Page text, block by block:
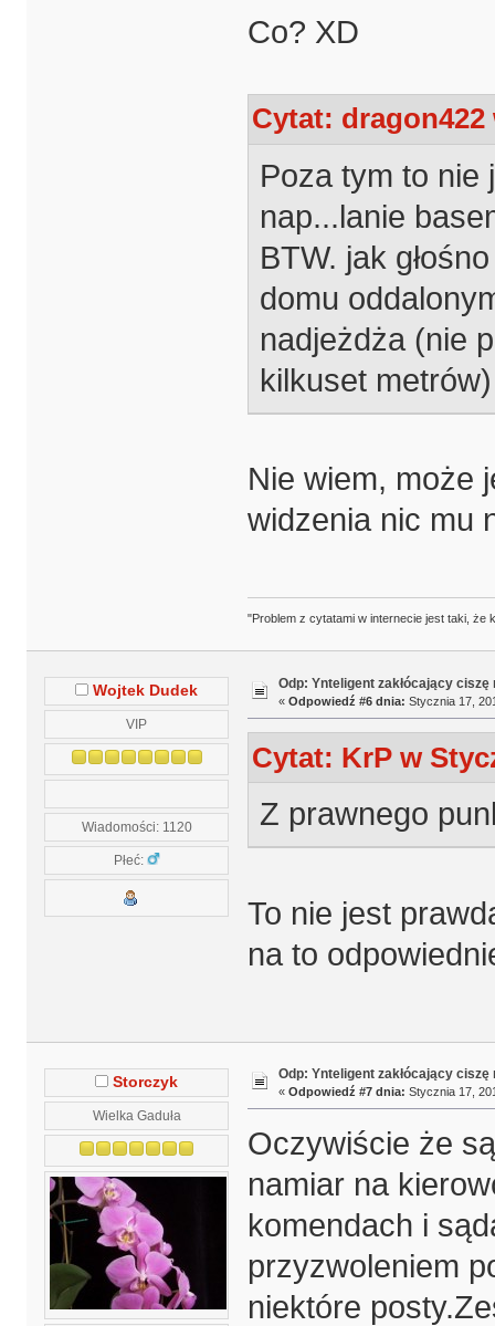
Co? XD
Cytat: dragon422
Poza tym to nie
nap...lanie
BTW. jak
domu
nadjeżdża (nie
kilkuset
Nie wiem, może
widzenia nic mu
"Problem z cytatami w internecie jest taki, że
Wojtek Dudek
VIP
Wiadomości: 1120
Płeć:
Odp: Ynteligent zakłócający ciszę
« Odpowiedź #6 dnia: Stycznia 17,
Cytat: KrP w
Z prawnego
To nie jest
na to
Storczyk
Wielka Gaduła
Odp: Ynteligent zakłócający ciszę
« Odpowiedź #7 dnia: Stycznia 17,
Oczywiście że
namiar na
komendach i
przyzwoleniem
niektóre